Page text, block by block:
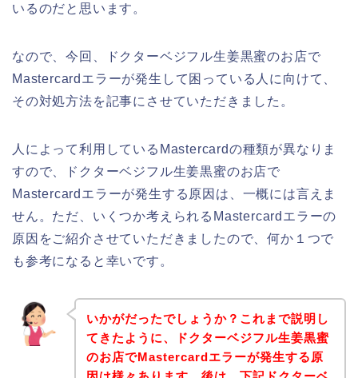
いるのだと思います。
なので、今回、ドクターベジフル生姜黒蜜のお店で
Mastercardエラーが発生して困っている人に向けて、
その対処方法を記事にさせていただきました。
人によって利用しているMastercardの種類が異なりま
すので、ドクターベジフル生姜黒蜜のお店で
Mastercardエラーが発生する原因は、一概には言えま
せん。ただ、いくつか考えられるMastercardエラーの
原因をご紹介させていただきましたので、何か１つで
も参考になると幸いです。
いかがだったでしょうか？これまで説明し
てきたように、ドクターベジフル生姜黒蜜
のお店でMastercardエラーが発生する原